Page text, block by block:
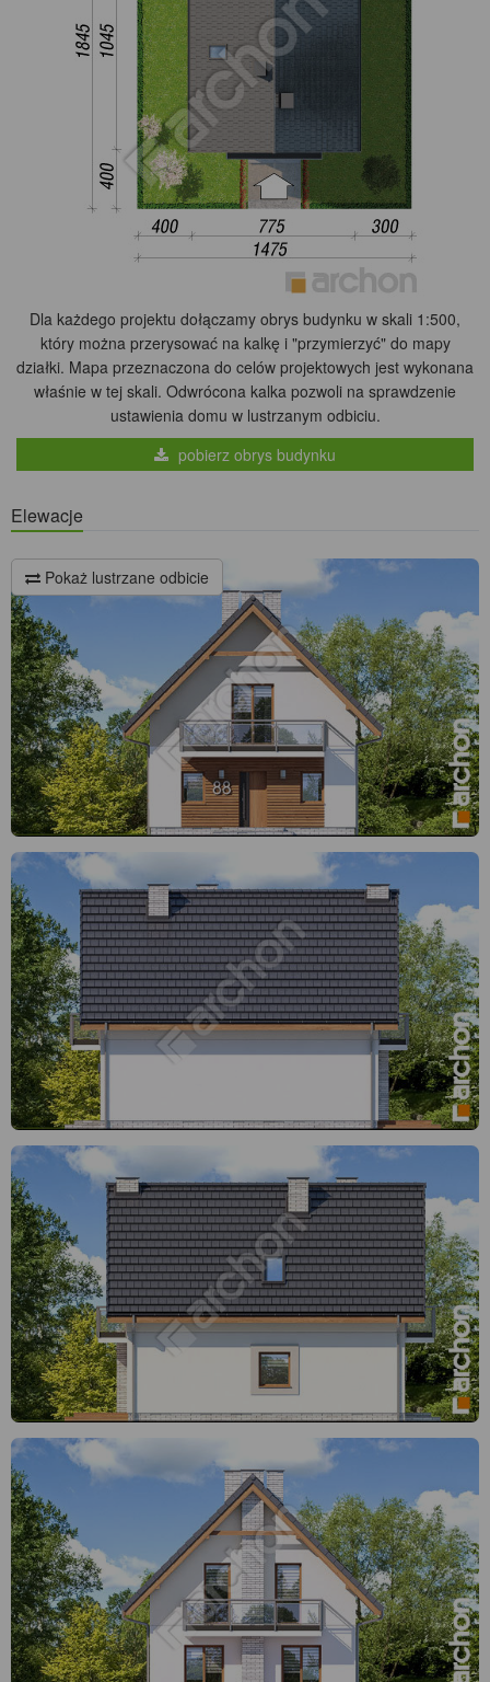
Dla każdego projektu dołączamy obrys budynku w skali 1:500,
który można przerysować na kalkę i "przymierzyć" do mapy
działki. Mapa przeznaczona do celów projektowych jest wykonana
właśnie w tej skali. Odwrócona kalka pozwoli na sprawdzenie
ustawienia domu w lustrzanym odbiciu.
pobierz obrys budynku
Elewacje
Pokaż lustrzane odbicie